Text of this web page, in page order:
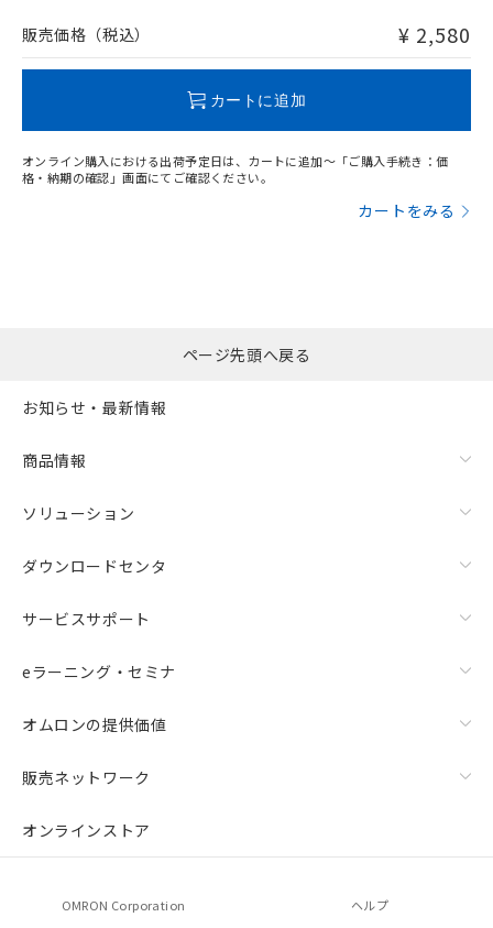
問い合わせください。
販売価格（税込） ¥ 2,580
カートに追加
オンライン購入における出荷予定日は、カートに追加～「ご購入手続き：価
格・納期の確認」画面にてご確認ください。
カートをみる
ページ先頭へ戻る
お知らせ・最新情報
商品情報
ソリューション
ダウンロードセンタ
サービスサポート
eラーニング・セミナ
オムロンの提供価値
販売ネットワーク
オンラインストア
OMRON Corporation ヘルプ